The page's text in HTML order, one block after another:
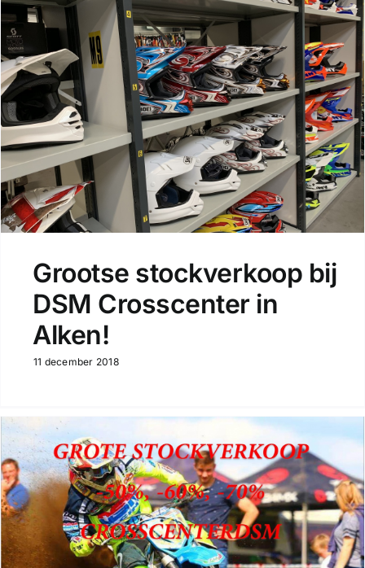
Grootse stockverkoop bij
DSM Crosscenter in
Alken!
11 december 2018